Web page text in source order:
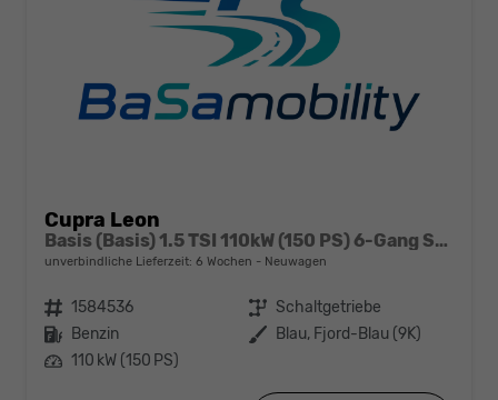
Cupra Leon
Basis (Basis) 1.5 TSI 110kW (150 PS) 6-Gang Schaltgetriebe
unverbindliche Lieferzeit: 6 Wochen Neuwagen
Fahrzeugnr. 1584536 Getriebe Schaltgetriebe
Kraftstoff Benzin Außenfarbe Blau, Fjord-Blau (9K)
Leistung 110 kW (150 PS)